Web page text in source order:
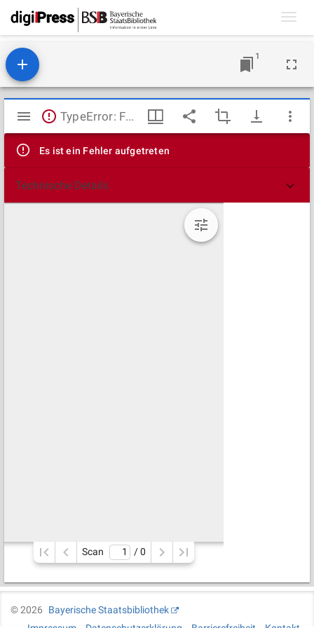
1
Mirador
Viewer
TypeError: Failed to fetch
Es ist ein Fehler aufgetreten
Technische Details
Scan / 0
©2026
Bayerische Staatsbibliothek